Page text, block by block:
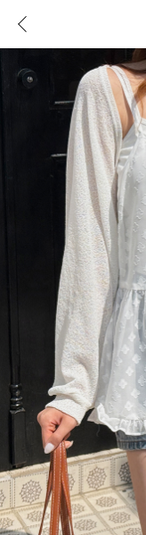
로그인
콘텐츠 리뷰 &
CATEGORY
도착보장⚡
인플루언서 pick!
신상 5%
MADE
세트할인 ~30%
하객룩
살안타템